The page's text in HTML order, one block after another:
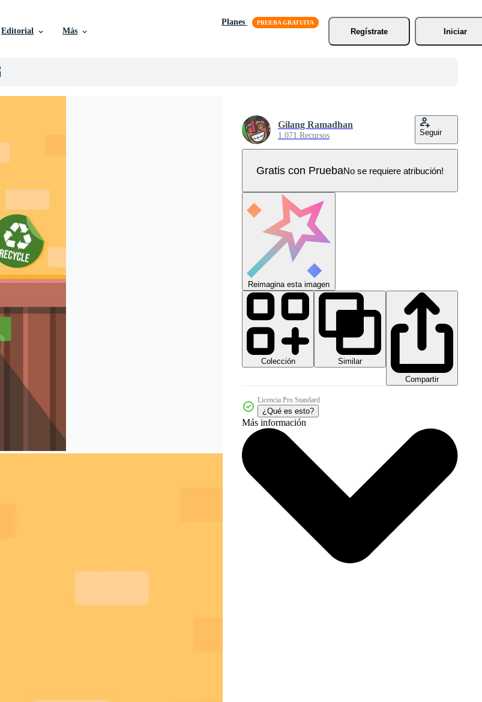
Editorial Más
Planes
Regístrate
Iniciar
Gilang Ramadhan
1.071 Recursos Seguir
Gratis con PruebaNo se requiere atribución!
Reimagina esta imagen
Colección
Similar
Compartir
Licencia Pro Standard
¿Qué es esto?
Más información